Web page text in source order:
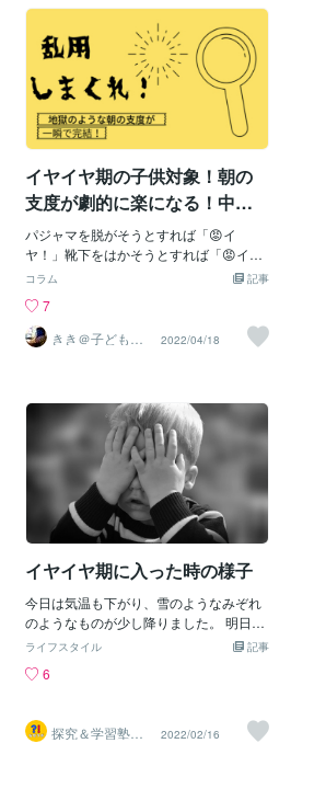
タンが押せるようになり出したり止めた
りできちゃうこたぷんいつもママ・パパ
目掛けてお湯をぶっかけてくるしかも
「キャー」奇声を上げながら憎めない笑
顔それを回避すべく始めたのが壁に泡を
つける作戦できるだけ手の届く範囲でた
くさんつけるこたぷんに 「あれを消し
て！」というとシャワーを持って上手に
消していくそれを嬉しそうに任務遂行す
るこたぷん将来の選択肢に消防士が加わ
った瞬間でした
イヤイヤ期の子供対象！朝の
支度が劇的に楽になる！中毒
的方法💀
パジャマを脱がそうとすれば「😡イ
ヤ！」靴下をはかそうとすれば「😡イ
ヤ！！」ヘルメットを被せようとすれば
「ヤ」しか言えないようにプログラミン
グでもされているのかい？こんな時にし
てはいけないこと、それは「正論で諭
いうことを。でも言わずにはいられない
お年頃なのだ。そんな彼らに「パジャマ
で保育園にはいけないでしょ！」とか
「ヘルメットかぶらないと危ないでし
ょ！」なんて当たり前のことを言っても
「確かにそうだよね」とはならない。ま
ったくムダなのだ。じゃあどうすればい
いの？答えは簡単！！！現状とはまった
くかけ離れた質問を投げかけて話を逸そ
😃「お着替えしようか！」😡「イヤ！」
😃「あ！今年のクリスマスはサンタさん
に何をお願いする？」😃「お靴履こう
か！」😡「イヤ！」😃「そう言えば、ポ
問が今の状況とかけ離れていればいるほ
ど、子供の興味をひく内容であればある
記事
コラム
7
きき＠子どもの
居場所ソムリエ
2022/04/18
イヤイヤ期に入った時の様子
今日は気温も下がり、雪のようなみぞれ
のようなものが少し降りました。 明日は
もっと寒くなりそうですので、あたたか
はとても可愛くて、そしてお子さんとの
敵なご家族のYouTubeを見つけましたの
で、ぜひご覧になってくださいね。「ゆ
記事
ライフスタイル
6
探究＆学習塾｜
なぜラボ
2022/02/16